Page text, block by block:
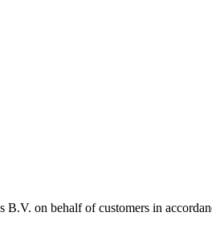
B.V. on behalf of customers in